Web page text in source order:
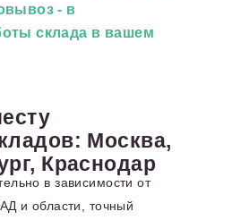
- в
склада в вашем
Москва,
Краснодар
в зависимости от
и области, точный